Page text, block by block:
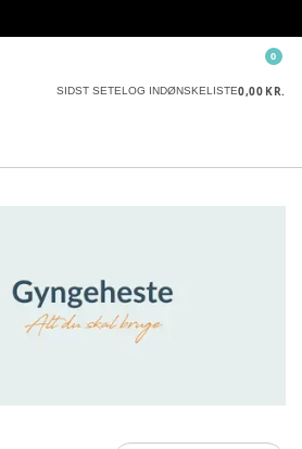
SIDST SETELOG INDØNSKELISTE0,00 KR.
0